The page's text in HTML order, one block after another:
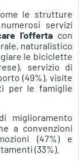
le strutture
servizi
l’offerta con
naturalistico
le biciclette
servizio di
(49%), visite
per le famiglie
miglioramento
a convenzioni
(47%) e
(33%).